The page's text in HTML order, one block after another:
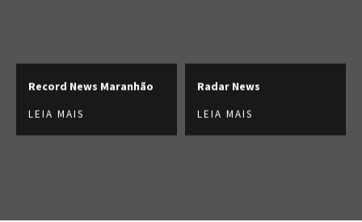
Record News Maranhão
LEIA MAIS
Radar News
LEIA MAIS